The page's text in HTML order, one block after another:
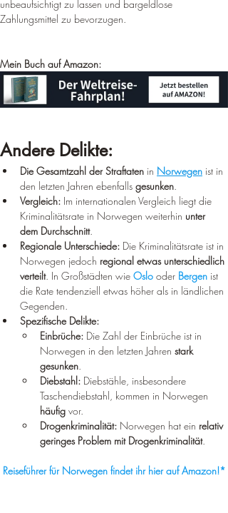
unbeaufsichtigt zu lassen und bargeldlose
Zahlungsmittel zu bevorzugen.
Mein Buch auf Amazon:
Andere Delikte:
Die Gesamtzahl der Straftaten in Norwegen ist in
den letzten Jahren ebenfalls gesunken
Vergleich: Im internationalen Vergleich liegt die
Kriminalitätsrate in Norwegen weiterhin unter
dem Durchschnitt.
Regionale Unterschiede: Die Kriminalitätsrate ist in
Norwegen jedoch regional etwas unterschiedlich
verteilt. In Großstädten wie Oslo oder Bergen ist
die Rate tendenziell etwas höher als in ländlichen
Gegenden.
Spezifische Delikte:
Einbrüche: Die Zahl der Einbrüche ist in
Norwegen in den letzten Jahren stark
gesunken
Diebstahl: Diebstähle, insbesondere
Taschendiebstahl, kommen in Norwegen
häufig vor.
Drogenkriminalität: Norwegen hat ein relativ
geringes Problem mit Drogenkriminalität.
Reiseführer für Norwegen findet ihr hier auf Amazon!*